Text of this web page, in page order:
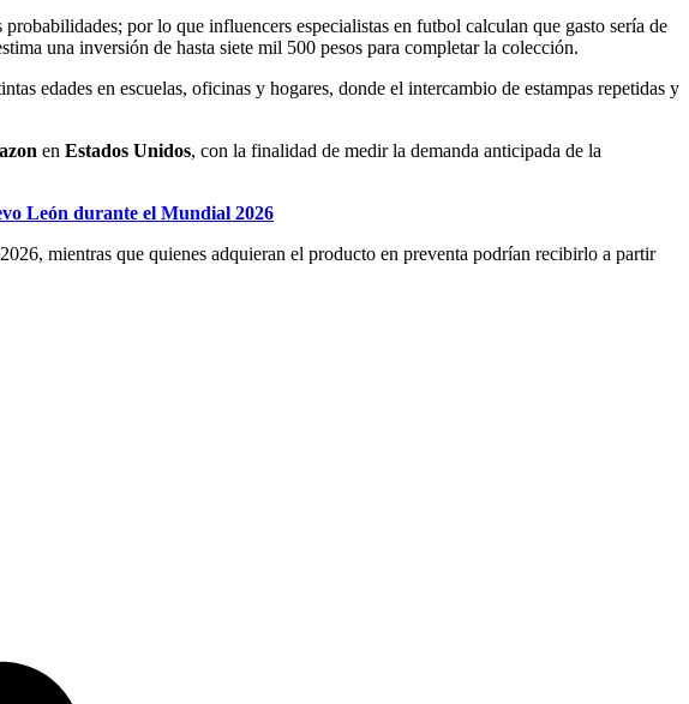
por lo que influencers especialistas en futbol calculan que gasto sería de
una inversión de hasta siete mil 500 pesos para completar la colección.
edades en escuelas, oficinas y hogares, donde el intercambio de estampas repetidas y
en Estados Unidos, con la finalidad de medir la demanda anticipada de la
León durante el Mundial 2026
mientras que quienes adquieran el producto en preventa podrían recibirlo a partir